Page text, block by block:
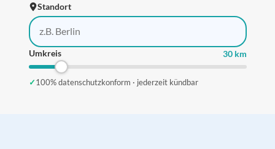
Standort
Umkreis 30 km
✓100% datenschutzkonform · jederzeit kündbar